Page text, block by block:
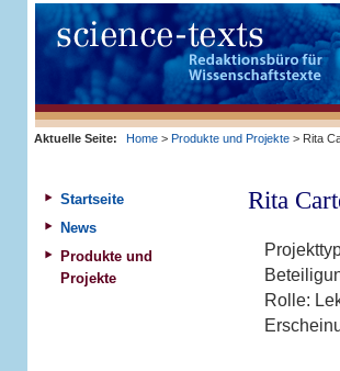
Aktuelle Seite: Home> Produkte und Projekte> Rita
Rita
Rolle:
Startseite
News
Produkte und
Projekte